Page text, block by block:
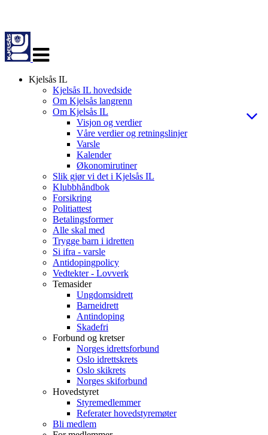
navigasjon
Kjelsås IL
Kjelsås IL hovedside
Om Kjelsås langrenn
Om Kjelsås IL
Visjon og verdier
Våre verdier og retningslinjer
Varsle
Kalender
Økonomirutiner
Slik gjør vi det i Kjelsås IL
Klubbhåndbok
Forsikring
Politiattest
Betalingsformer
Alle skal med
Trygge barn i idretten
Si ifra - varsle
Antidopingpolicy
Vedtekter - Lovverk
Temasider
Ungdomsidrett
Barneidrett
Antindoping
Skadefri
Forbund og kretser
Norges idrettsforbund
Oslo idrettskrets
Oslo skikrets
Norges skiforbund
Hovedstyret
Styremedlemmer
Referater hovedstyremøter
Bli medlem